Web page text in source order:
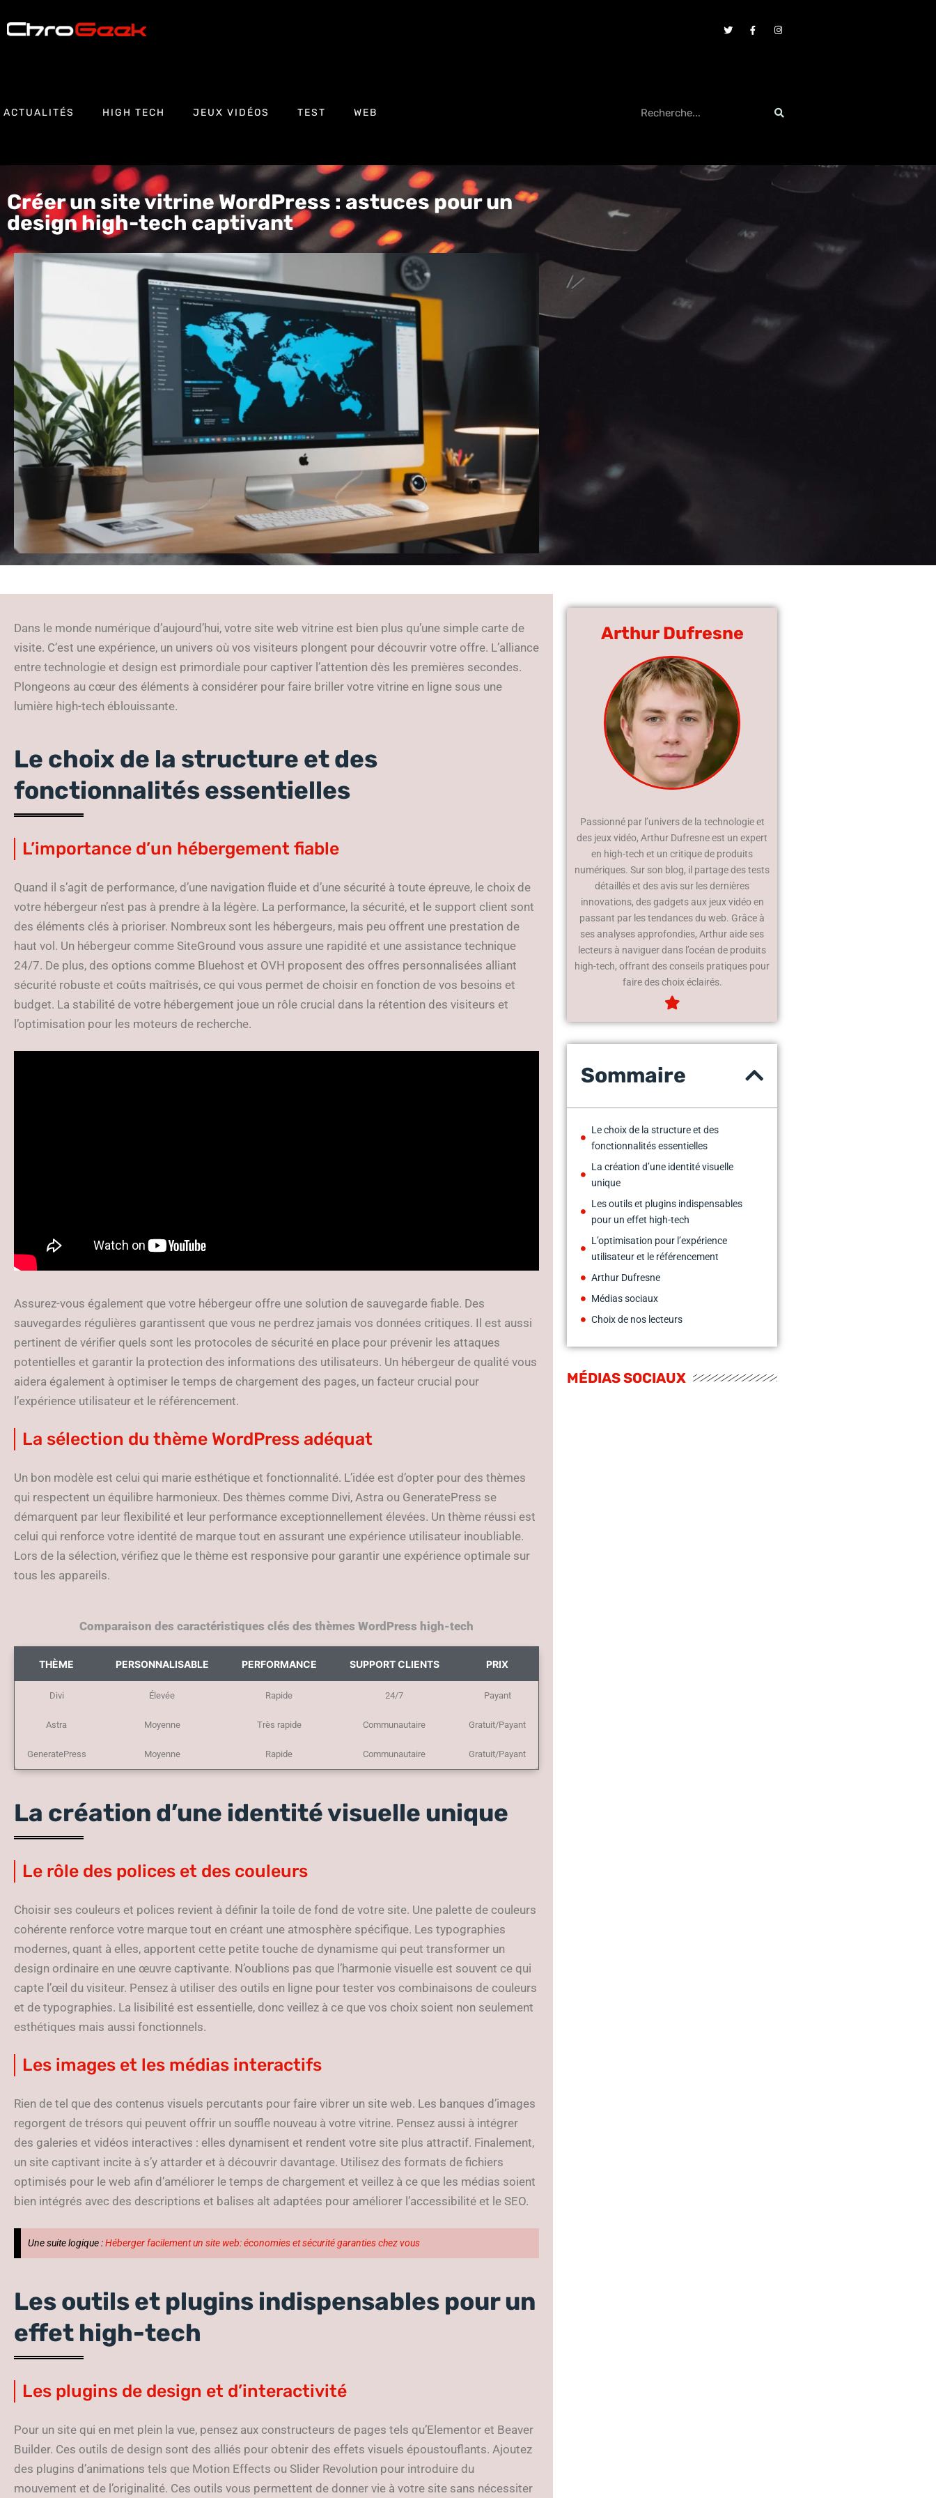
ACTUALITÉS HIGH TECH JEUX VIDÉOS TEST WEB
Créer un site vitrine WordPress : astuces pour un
design high-tech captivant
Dans le monde numérique d’aujourd’hui, votre site web vitrine est bien plus qu’une simple carte de
visite. C’est une expérience, un univers où vos visiteurs plongent pour découvrir votre offre. L’alliance
entre technologie et design est primordiale pour captiver l’attention dès les premières secondes.
Plongeons au cœur des éléments à considérer pour faire briller votre vitrine en ligne sous une
lumière high-tech éblouissante.
Le choix de la structure et des
fonctionnalités essentielles
L’importance d’un hébergement fiable
Quand il s’agit de performance, d’une navigation fluide et d’une sécurité à toute épreuve, le choix de
votre hébergeur n’est pas à prendre à la légère. La performance, la sécurité, et le support client sont
des éléments clés à prioriser. Nombreux sont les hébergeurs, mais peu offrent une prestation de
haut vol. Un hébergeur comme SiteGround vous assure une rapidité et une assistance technique
24/7. De plus, des options comme Bluehost et OVH proposent des offres personnalisées alliant
sécurité robuste et coûts maîtrisés, ce qui vous permet de choisir en fonction de vos besoins et
budget. La stabilité de votre hébergement joue un rôle crucial dans la rétention des visiteurs et
l’optimisation pour les moteurs de recherche.
Assurez-vous également que votre hébergeur offre une solution de sauvegarde fiable. Des
sauvegardes régulières garantissent que vous ne perdrez jamais vos données critiques. Il est aussi
pertinent de vérifier quels sont les protocoles de sécurité en place pour prévenir les attaques
potentielles et garantir la protection des informations des utilisateurs. Un hébergeur de qualité vous
aidera également à optimiser le temps de chargement des pages, un facteur crucial pour
l’expérience utilisateur et le référencement.
La sélection du thème WordPress adéquat
Un bon modèle est celui qui marie esthétique et fonctionnalité. L’idée est d’opter pour des thèmes
qui respectent un équilibre harmonieux. Des thèmes comme Divi, Astra ou GeneratePress se
démarquent par leur flexibilité et leur performance exceptionnellement élevées. Un thème réussi est
celui qui renforce votre identité de marque tout en assurant une expérience utilisateur inoubliable.
Lors de la sélection, vérifiez que le thème est responsive pour garantir une expérience optimale sur
tous les appareils.
Comparaison des caractéristiques clés des thèmes WordPress high-tech
THÈME PERSONNALISABLE PERFORMANCE SUPPORT CLIENTS PRIX
Divi Élevée Rapide 24/7 Payant
Astra Moyenne Très rapide Communautaire Gratuit/Payant
GeneratePress Moyenne Rapide Communautaire Gratuit/Payant
La création d’une identité visuelle unique
Le rôle des polices et des couleurs
Choisir ses couleurs et polices revient à définir la toile de fond de votre site. Une palette de couleurs
cohérente renforce votre marque tout en créant une atmosphère spécifique. Les typographies
modernes, quant à elles, apportent cette petite touche de dynamisme qui peut transformer un
design ordinaire en une œuvre captivante. N’oublions pas que l’harmonie visuelle est souvent ce qui
capte l’œil du visiteur. Pensez à utiliser des outils en ligne pour tester vos combinaisons de couleurs
et de typographies. La lisibilité est essentielle, donc veillez à ce que vos choix soient non seulement
esthétiques mais aussi fonctionnels.
Les images et les médias interactifs
Rien de tel que des contenus visuels percutants pour faire vibrer un site web. Les banques d’images
regorgent de trésors qui peuvent offrir un souffle nouveau à votre vitrine. Pensez aussi à intégrer
des galeries et vidéos interactives : elles dynamisent et rendent votre site plus attractif. Finalement,
un site captivant incite à s’y attarder et à découvrir davantage. Utilisez des formats de fichiers
optimisés pour le web afin d’améliorer le temps de chargement et veillez à ce que les médias soient
bien intégrés avec des descriptions et balises alt adaptées pour améliorer l’accessibilité et le SEO.
Une suite logique :Héberger facilement un site web: économies et sécurité garanties chez vous
Les outils et plugins indispensables pour un
effet high-tech
Les plugins de design et d’interactivité
Pour un site qui en met plein la vue, pensez aux constructeurs de pages tels qu’Elementor et Beaver
Builder. Ces outils de design sont des alliés pour obtenir des effets visuels époustouflants. Ajoutez
des plugins d’animations tels que Motion Effects ou Slider Revolution pour introduire du
mouvement et de l’originalité. Ces outils vous permettent de donner vie à votre site sans nécessiter
Arthur Dufresne
Passionné par l’univers de la technologie et
des jeux vidéo, Arthur Dufresne est un expert
en high-tech et un critique de produits
numériques. Sur son blog, il partage des tests
détaillés et des avis sur les dernières
innovations, des gadgets aux jeux vidéo en
passant par les tendances du web. Grâce à
ses analyses approfondies, Arthur aide ses
lecteurs à naviguer dans l’océan de produits
high-tech, offrant des conseils pratiques pour
faire des choix éclairés.
Sommaire
Le choix de la structure et des
fonctionnalités essentielles
La création d’une identité visuelle
unique
Les outils et plugins indispensables
pour un effet high-tech
L’optimisation pour l’expérience
utilisateur et le référencement
Arthur Dufresne
Médias sociaux
Choix de nos lecteurs
MÉDIAS SOCIAUX